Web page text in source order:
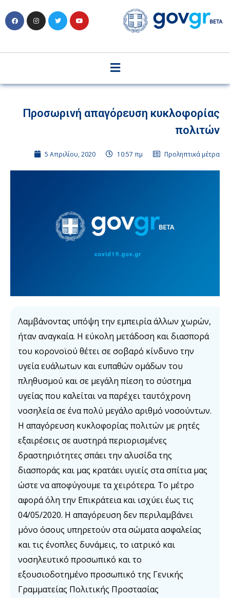
Προσωρινή απαγόρευση κυκλοφορίας
πολιτών
5 Απριλίου, 2020 10:57 πμ Προληπτικά μέτρα
Λαμβάνοντας υπόψη την εμπειρία άλλων χωρών,
ήταν αναγκαία. Η εύκολη μετάδοση και διασπορά
του κορονοϊού θέτει σε σοβαρό κίνδυνο την
υγεία ευάλωτων και ευπαθών ομάδων του
πληθυσμού και σε μεγάλη πίεση το σύστημα
υγείας που καλείται να παρέχει ταυτόχρονη
νοσηλεία σε ένα πολύ μεγάλο αριθμό νοσούντων.
Η απαγόρευση κυκλοφορίας πολιτών με ρητές
εξαιρέσεις σε αυστηρά περιορισμένες
δραστηριότητες σπάει την αλυσίδα της
διασποράς και μας κρατάει υγιείς στα σπίτια μας
ώστε να αποφύγουμε τα χειρότερα. Το μέτρο
αφορά όλη την Επικράτεια και ισχύει έως τις
04/05/2020. Η απαγόρευση δεν περιλαμβάνει
μόνο όσους υπηρετούν στα σώματα ασφαλείας
και τις ένοπλες δυνάμεις, το ιατρικό και
νοσηλευτικό προσωπικό και το
εξουσιοδοτημένο προσωπικό της Γενικής
Γραμματείας Πολιτικής Προστασίας